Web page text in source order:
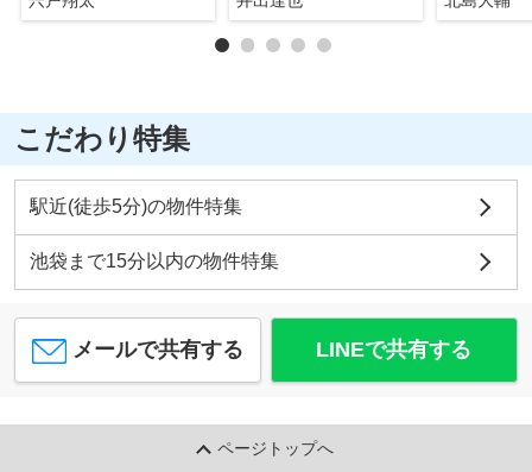
こだわり特集
駅近(徒歩5分)の物件特集
池袋まで15分以内の物件特集
メールで共有する LINEで共有する
ページトップへ